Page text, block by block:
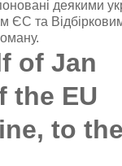
деякими
та
of Jan
the EU
to